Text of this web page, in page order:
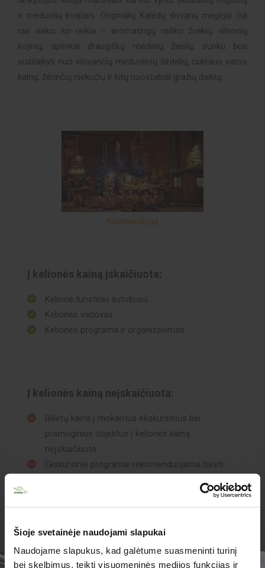
Šioje svetainėje naudojami slapukai
Naudojame slapukus, kad galėtume suasmeninti turinį
bei skelbimus, teikti visuomeninės medijos funkcijas ir
ir meduolių kvapais. Originalių Kalėdų dovanų mėgėjai čia
ras visko, ko reikia – aromatingų vaško žvakių, vilnonių
kojinių, aplinkai draugiškų medinių žaislų, sunku bus
susilaikyti nuo viliojančių meduolinių širdelių, cukraus vatos
kalnų, žėrinčių niekučių ir kitų nuostabiai gražių daiktų.
Kalėdinė Ryga
Į kelionės kainą įskaičiuota:
Kelionė turistiniu autobusu
Kelionės vadovas
Kelionės programa ir organizavimas
Į kelionės kainą neįskaičiuota:
Bilietų kaina į mokamus ekskursinius bei
pramoginius objektus į kelionės kainą
neįskaičiuota
Ekskursinei programai rekomenduojama turėti
Rekomenduojamas medicininių išlaidų draudimas,
kurį galite įsigyti Kivedoje.